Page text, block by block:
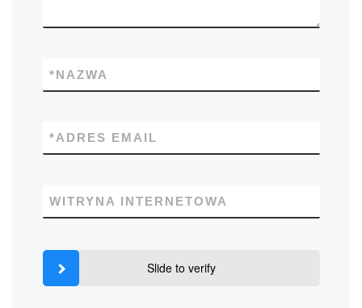
NAZWA
*
ADRES EMAIL
*
WITRYNA INTERNETOWA
Slide to verify